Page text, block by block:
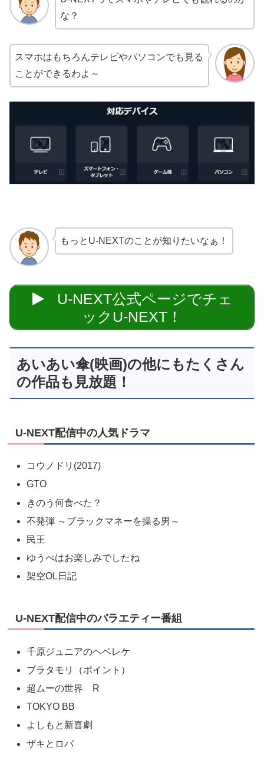
な？
スマホはもちろんテレビやパソコンでも見る
ことができるわよ～
もっとU-NEXTのことが知りたいなぁ！
U-NEXT公式ページでチェ
ックU-NEXT！
あいあい傘(映画)の他にもたくさん
の作品も見放題！
U-NEXT配信中の人気ドラマ
コウノドリ(2017)
GTO
きのう何食べた？
不発弾 ～ブラックマネーを操る男～
民王
ゆうべはお楽しみでしたね
架空OL日記
U-NEXT配信中のバラエティー番組
千原ジュニアのヘベレケ
ブラタモリ（ポイント）
超ムーの世界 R
TOKYO BB
よしもと新喜劇
ザキとロバ